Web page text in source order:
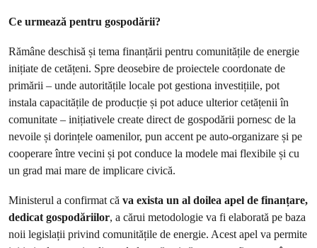
Ce urmează pentru gospodării?
Rămâne deschisă și tema finanțării pentru comunitățile de energie
inițiate de cetățeni. Spre deosebire de proiectele coordonate de
primării – unde autoritățile locale pot gestiona investițiile, pot
instala capacitățile de producție și pot aduce ulterior cetățenii în
comunitate – inițiativele create direct de gospodării pornesc de la
nevoile și dorințele oamenilor, pun accent pe auto-organizare și pe
cooperare între vecini și pot conduce la modele mai flexibile și cu
un grad mai mare de implicare civică.
Ministerul a confirmat că va exista un al doilea apel de finanțare,
dedicat gospodăriilor, a cărui metodologie va fi elaborată pe baza
noii legislații privind comunitățile de energie. Acest apel va permite